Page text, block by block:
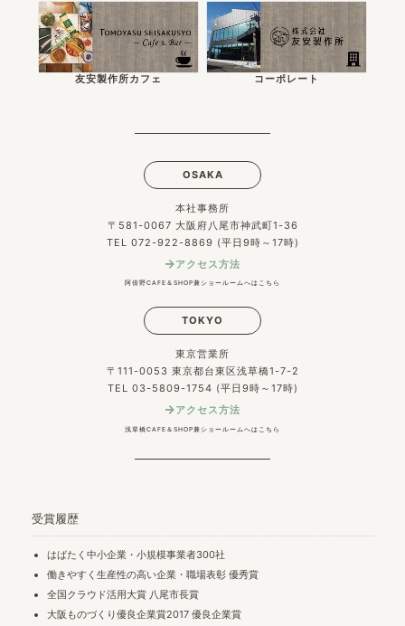
友安製作所カフェ コーポレート
OSAKA
本社事務所
〒581-0067 大阪府八尾市神武町1-36
TEL 072-922-8869 (平日9時～17時)
アクセス方法
阿倍野CAFE＆SHOP兼ショールームへはこちら
TOKYO
東京営業所
〒111-0053 東京都台東区浅草橋1-7-2
TEL 03-5809-1754 (平日9時～17時)
アクセス方法
浅草橋CAFE＆SHOP兼ショールームへはこちら
受賞履歴
はばたく中小企業・小規模事業者300社
働きやすく生産性の高い企業・職場表彰 優秀賞
全国クラウド活用大賞 八尾市長賞
大阪ものづくり優良企業賞2017 優良企業賞